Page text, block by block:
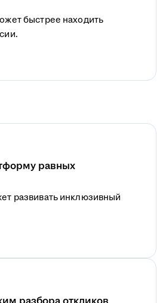
быстрее находить
равных
развивать инклюзивный